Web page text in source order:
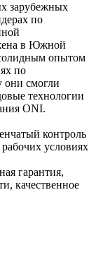
зарубежных
по
в Южной
опытом
по
они смогли
технологии
ONI.
контроль
условиях
гарантия,
качественное